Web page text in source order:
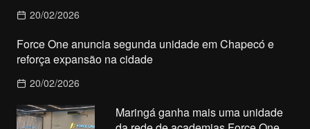
20/02/2026
Force One anuncia segunda unidade em Chapecó e
reforça expansão na cidade
20/02/2026
Maringá ganha mais uma unidade